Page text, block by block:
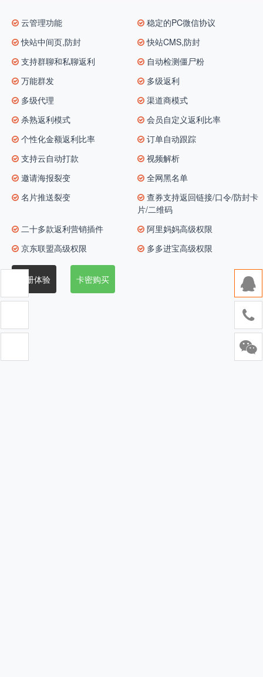
云管理功能
稳定的PC微信协议
快站中间页,防封
快站CMS,防封
支持群聊和私聊返利
自动检测僵尸粉
万能群发
多级返利
多级代理
渠道商模式
杀熟返利模式
会员自定义返利比率
个性化金额返利比率
订单自动跟踪
支持云自动打款
视频解析
邀请海报裂变
全网黑名单
名片推送裂变
查券支持返回链接/口令/防封卡
片/二维码
二十多款返利营销插件
阿里妈妈高级权限
京东联盟高级权限
多多进宝高级权限
注册体验 卡密购买